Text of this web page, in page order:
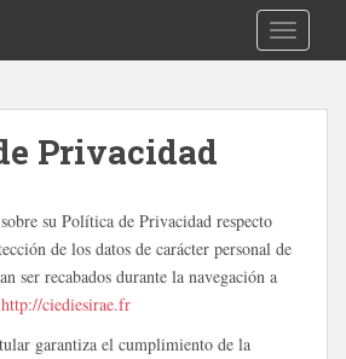
Privacidad
su Política de Privacidad respecto
de los datos de carácter personal de
ser recabados durante la navegación a
http://ciediesirae.fr
garantiza el cumplimiento de la